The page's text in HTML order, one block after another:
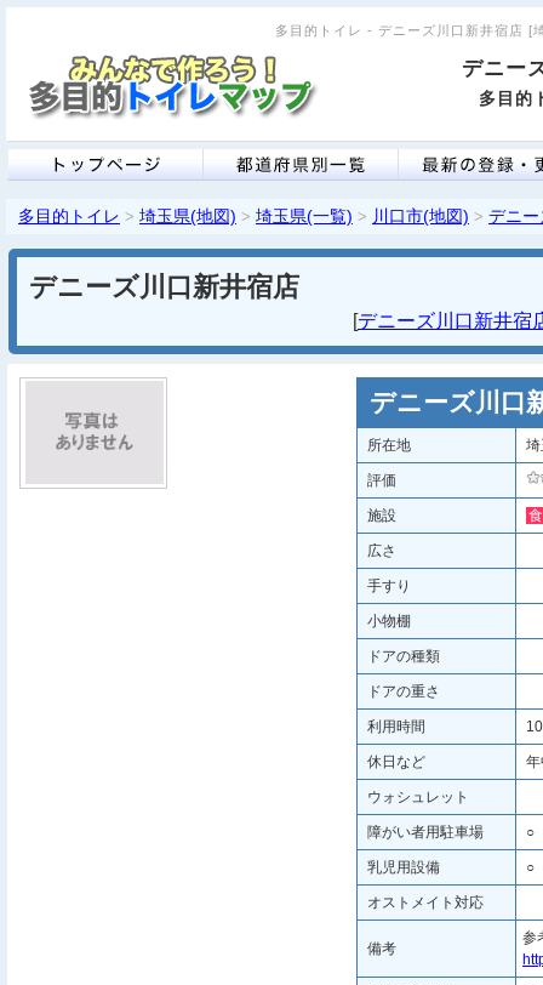
多目的トイレ - デニーズ川口新井宿店
デニー
多目的
多目的トイレ > 埼玉県(地図) > 埼玉県(一覧) > 川口市(地図) > デニ
デニーズ川口新井宿店
[デニーズ川口新井宿
デニーズ川口
所在地
評価
施設 食
広さ
手すり
小物棚
ドアの種類
ドアの重さ
利用時間
休日など
ウォシュレット
障がい者用駐車場 ○
乳児用設備 ○
オストメイト対応
備考
参